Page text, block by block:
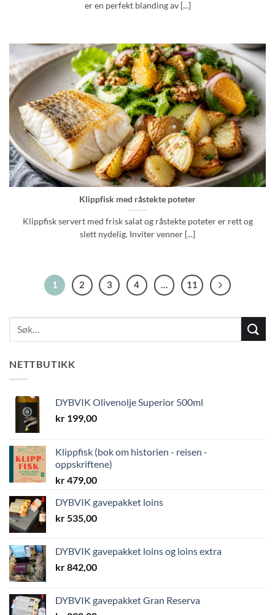
er en perfekt blanding av [...]
Klippfisk med råstekte poteter
Klippfisk servert med frisk salat og råstekte poteter er rett og
slett nydelig. Inviter venner [...]
1 2 3 4 … 11
NETTBUTIKK
DYBVIK Olivenolje Superior 500ml
kr 199,00
Klippfisk (bok om historien - reisen -
oppskriftene)
kr479,00
DYBVIK gavepakket loins
kr 535,00
DYBVIK gavepakket loins og loins extra
kr842,00
DYBVIK gavepakket Gran Reserva